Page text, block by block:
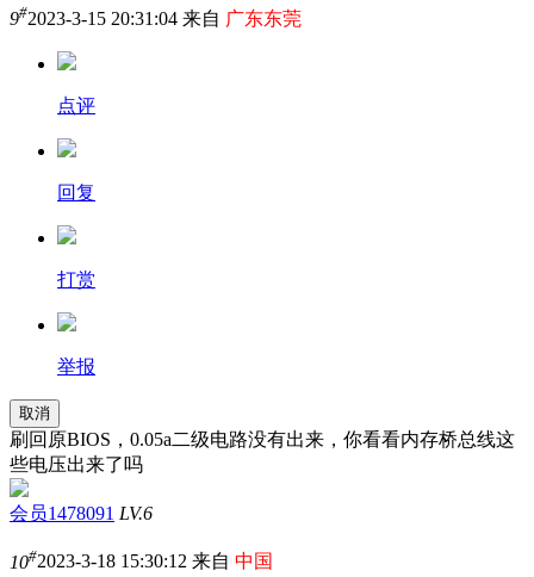
9#2023-3-15 20:31:04 来自 广东东莞
点评
回复
打赏
举报
取消
刷回原BIOS，0.05a二级电路没有出来，你看看内存桥总线这
些电压出来了吗
会员1478091 LV.6
10#2023-3-18 15:30:12 来自 中国